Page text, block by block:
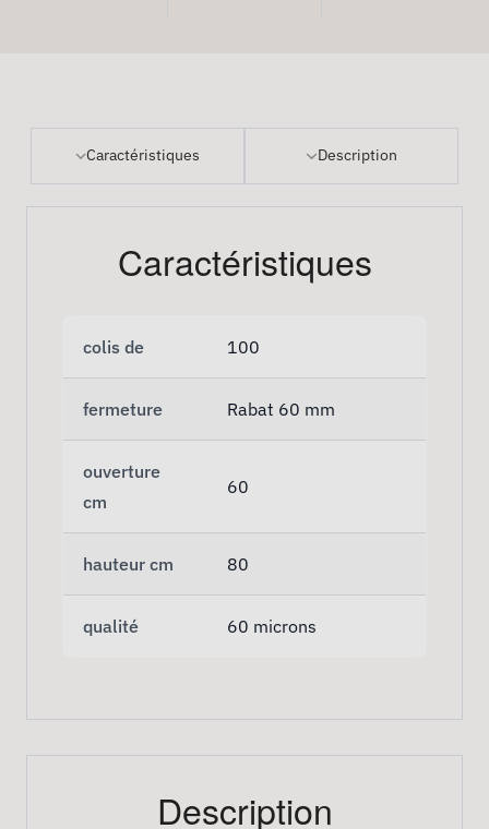
Caractéristiques Description
Caractéristiques
colis de 100
fermeture Rabat 60 mm
ouverture
cm
60
hauteur cm 80
qualité 60 microns
Description